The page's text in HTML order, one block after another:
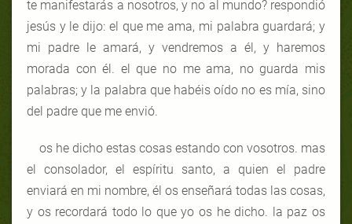
te manifestarás a nosotros, y no al mundo? respondió
jesús y le dijo: el que me ama, mi palabra guardará; y
mi padre le amará, y vendremos a él, y haremos
morada con él. el que no me ama, no guarda mis
palabras; y la palabra que habéis oído no es mía, sino
del padre que me envió.
os he dicho estas cosas estando con vosotros. mas
el consolador, el espíritu santo, a quien el padre
enviará en mi nombre, él os enseñará todas las cosas,
y os recordará todo lo que yo os he dicho. la paz os